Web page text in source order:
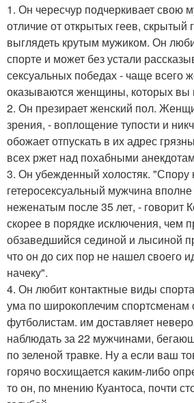
1. Он чересчур подчеркивает свою
отличие от открытых геев, скрытый
выглядеть крутым мужиком. Он
спорте и может без устали
сексуальных победах - чаще всего
оказываются женщины, которых вы
2. Он презирает женский пол.
зрения, - воплощение тупости и
обожает отпускать в их адрес
всех ржет над похабными
3. Он убежденный холостяк. "Спору
гетеросексуальный мужчина
неженатым после 35 лет, - говорит
скорее в порядке исключения, чем
обзаведшийся сединой и лысиной
что он до сих пор не нашел своего
начеку".
4. Он любит контактные виды
ума по широкоплечим спортсменам
футболистам. им доставляет
наблюдать за 22 мужчинами,
по зеленой травке. Ну а если ваш
горячо восхищается каким-либо
то он, по мнению Куантоса, почти